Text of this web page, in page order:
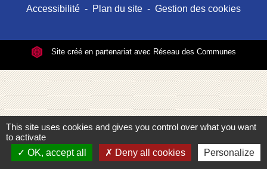
Accessibilité - Plan du site - Gestion des cookies
Site créé en partenariat avec Réseau des Communes
This site uses cookies and gives you control over what you want
to activate
OK, accept all
Deny all cookies Personalize